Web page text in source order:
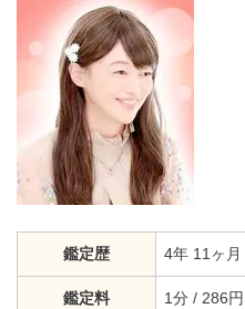
鑑定歴 4年 11ヶ月
鑑定料 1分 / 286